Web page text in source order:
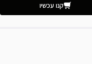
קנו עכשיו